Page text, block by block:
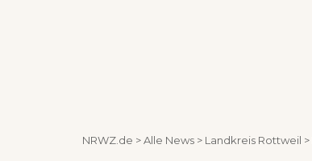
NRWZ.de >Alle News > Landkreis Rottweil >